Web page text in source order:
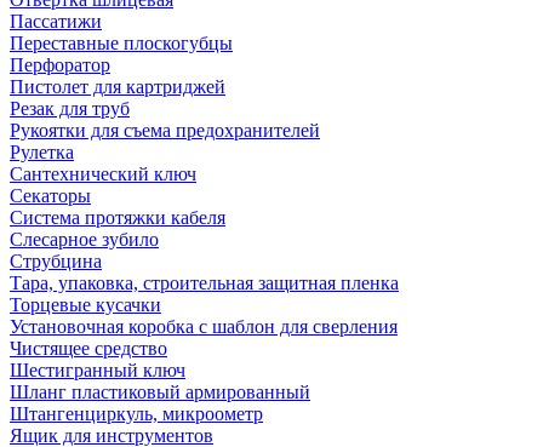
Пассатижи
Переставные плоскогубцы
Перфоратор
Пистолет для картриджей
Резак для труб
Рукоятки для съема предохранителей
Рулетка
Сантехнический ключ
Секаторы
Система протяжки кабеля
Слесарное зубило
Струбцина
Тара, упаковка, строительная защитная пленка
Торцевые кусачки
Установочная коробка с шаблон для сверления
Чистящее средство
Шестигранный ключ
Шланг пластиковый армированный
Штангенциркуль, микроометр
Ящик для инструментов